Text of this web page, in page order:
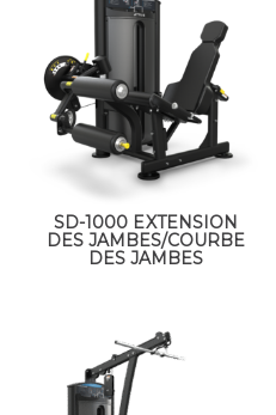
SD-1000 EXTENSION
DES JAMBES/COURBE
DES JAMBES